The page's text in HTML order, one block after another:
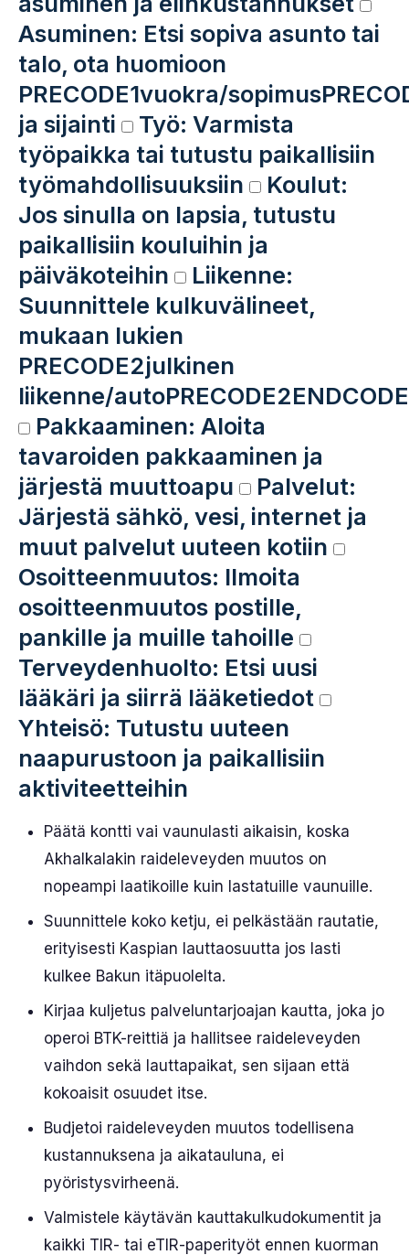
Asuminen: Etsi sopiva asunto tai
talo, ota huomioon
PRECODE1vuokra/
ja sijainti
Työ: Varmista
työpaikka tai tutustu paikallisiin
työmahdollisuuksiin
Koulut:
Jos sinulla on lapsia, tutustu
paikallisiin kouluihin ja
päiväkoteihin
Liikenne:
Suunnittele kulkuvälineet,
mukaan lukien
PRECODE2julkinen
liikenne/autoPRECODE2ENDCODE
Pakkaaminen: Aloita
tavaroiden pakkaaminen ja
järjestä muuttoapu
Palvelut:
Järjestä sähkö, vesi, internet ja
muut palvelut uuteen kotiin
Osoitteenmuutos: Ilmoita
osoitteenmuutos postille,
pankille ja muille tahoille
Terveydenhuolto: Etsi uusi
lääkäri ja siirrä lääketiedot
Yhteisö: Tutustu uuteen
naapurustoon ja paikallisiin
aktiviteetteihin
Päätä kontti vai vaunulasti aikaisin, koska
Akhalkalakin raideleveyden muutos on
nopeampi laatikoille kuin lastatuille vaunuille.
Suunnittele koko ketju, ei pelkästään rautatie,
erityisesti Kaspian lauttaosuutta jos lasti
kulkee Bakun itäpuolelta.
Kirjaa kuljetus palveluntarjoajan kautta, joka jo
operoi BTK-reittiä ja hallitsee raideleveyden
vaihdon sekä lauttapaikat, sen sijaan että
kokoaisit osuudet itse.
Budjetoi raideleveyden muutos todellisena
kustannuksena ja aikatauluna, ei
pyöristysvirheenä.
Valmistele käytävän kauttakulkudokumentit ja
kaikki TIR- tai eTIR-paperityöt ennen kuorman